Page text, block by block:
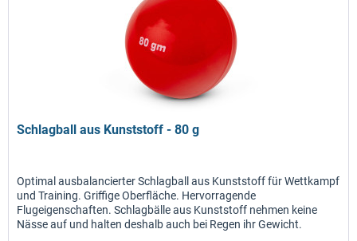
Schlagball aus Kunststoff - 80 g
Optimal ausbalancierter Schlagball aus Kunststoff für Wettkampf
und Training. Griffige Oberfläche. Hervorragende
Flugeigenschaften. Schlagbälle aus Kunststoff nehmen keine
Nässe auf und halten deshalb auch bei Regen ihr Gewicht.